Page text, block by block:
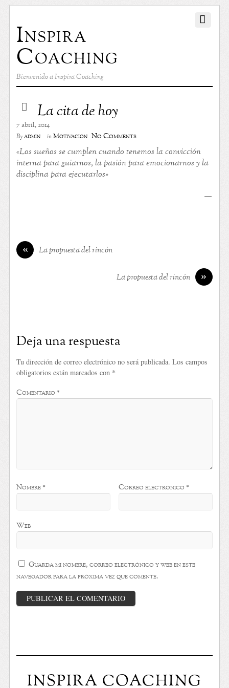
Inspira
Coaching
Bienvenido a Inspira Coaching
La cita de hoy
7 abril, 2014
Byadmin inMotivación No Comments
«Los sueños se cumplen cuando tenemos la convicción
interna para guiarnos, la pasión para emocionarnos y la
disciplina para ejecutarlos»
—
« La propuesta del rincón
»
La propuesta del rincón
Deja una respuesta
Tu dirección de correo electrónico no será publicada. Los campos
obligatorios están marcados con *
Comentario *
Nombre * Correo electrónico *
Web
Guarda mi nombre, correo electrónico y web en este
navegador para la próxima vez que comente.
INSPIRA COACHING